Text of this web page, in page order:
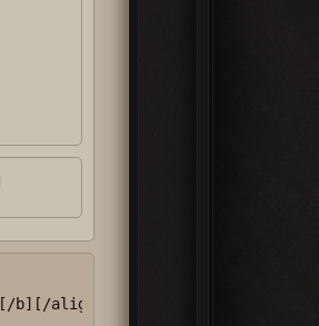
b][/align][url=https://